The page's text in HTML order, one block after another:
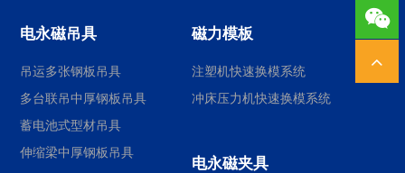
电永磁吊具
吊运多张钢板吊具
多台联吊中厚钢板吊具
蓄电池式型材吊具
伸缩梁中厚钢板吊具
磁力模板
注塑机快速换模系统
冲床压力机快速换模系统
电永磁夹具